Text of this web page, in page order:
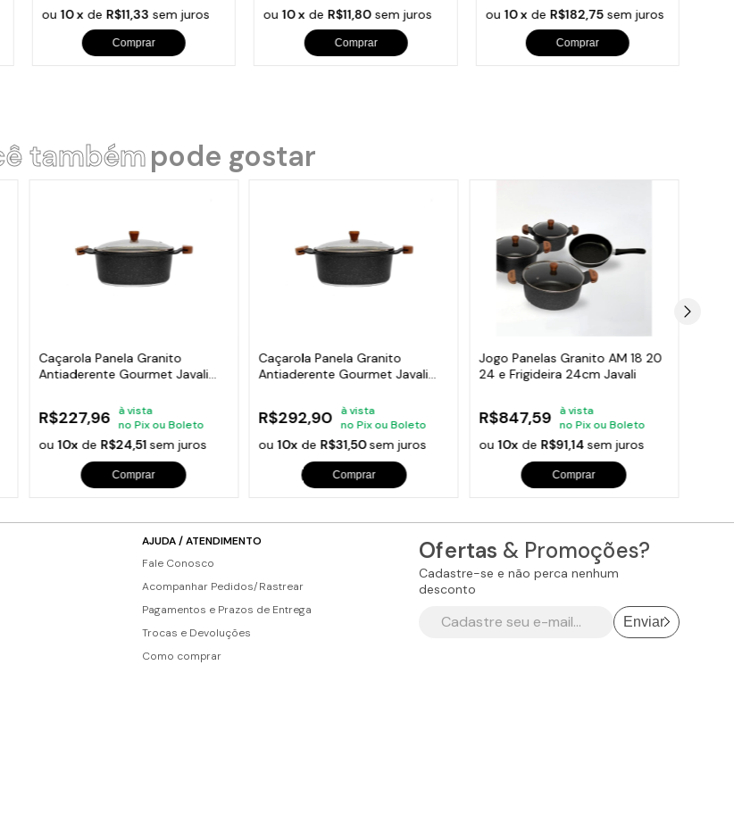
ou10 x de R$11,33 sem juros
Comprar
ou10 x deR$11,80 sem juros
Comprar
ou10 x de R$182,75sem juros
Comprar
tambémpode gostar
Caçarola Panela Granito
Antiaderente Gourmet Javali
R$227,96
à vista
no Pix ou Boleto
ou10x de R$24,51sem juros
Comprar
Caçarola Panela Granito
Antiaderente Gourmet Javali
R$292,90
à vista
no Pix ou Boleto
ou10x de R$31,50sem juros
Comprar
Jogo Panelas Granito AM 18 20
24 e Frigideira 24cm Javali
R$847,59
à vista
no Pix ou Boleto
ou10x de R$91,14sem juros
Comprar
AJUDA / ATENDIMENTO
Fale Conosco
Acompanhar Pedidos/Rastrear
Pagamentos e Prazos de Entrega
Trocas e Devoluções
Como comprar
Ofertas & Promoções?
Cadastre-se e não perca nenhum
desconto
Enviar